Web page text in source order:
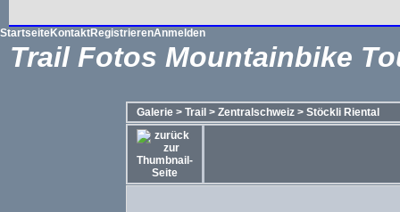
StartseiteKontaktRegistrierenAnmelden
Trail Fotos Mountainbike
Galerie> Trail > Zentralschweiz> Stöckli Riental